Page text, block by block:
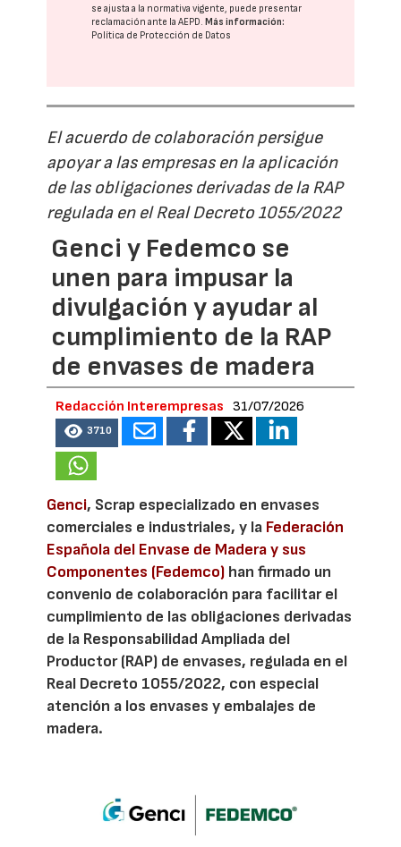
se ajusta a la normativa vigente, puede presentar
reclamación ante laAEPD. Más información:
Política de Protección de Datos
El acuerdo de colaboración persigue
apoyar a las empresas en la aplicación
de las obligaciones derivadas de la RAP
regulada en el Real Decreto 1055/2022
Genci y Fedemco se
unen para impusar la
divulgación y ayudar al
cumplimiento de la RAP
de envases de madera
Redacción Interempresas 31/07/2026
3710
Genci, Scrap especializado en envases
comerciales e industriales, y la Federación
Española del Envase de Madera y sus
Componentes (Fedemco) han firmado un
convenio de colaboración para facilitar el
cumplimiento de las obligaciones derivadas
de la Responsabilidad Ampliada del
Productor (RAP) de envases, regulada en el
Real Decreto 1055/2022, con especial
atención a los envases y embalajes de
madera.